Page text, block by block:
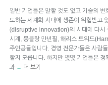
일반 기업들은 말할 것도 없고 기술의
도하는 세계화 시대에 생존이 위협받고
(disruptive innovation)의 시대에 다시
시계, 몽블랑 만년필, 해리스 트위드
주인공들입니다. 경영 전문가들은 사람
할지 모릅니다. 하지만 몇몇 기업들은
과 → 더 보기